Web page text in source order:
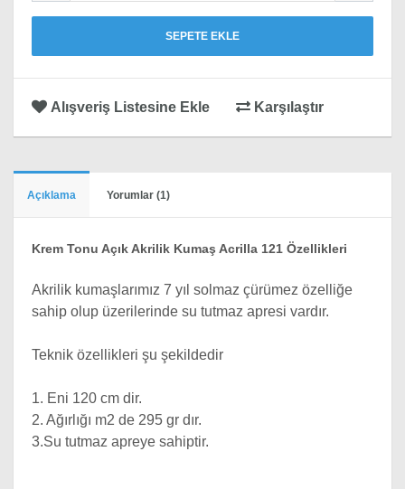
SEPETE EKLE
Alışveriş Listesine Ekle Karşılaştır
Açıklama Yorumlar (1)
Krem Tonu Açık Akrilik Kumaş Acrilla 121 Özellikleri
Akrilik kumaşlarımız 7 yıl solmaz çürümez özelliğe
sahip olup üzerilerinde su tutmaz apresi vardır.
Teknik özellikleri şu şekildedir
1. Eni 120 cm dir.
2. Ağırlığı m2 de 295 gr dır.
3.Su tutmaz apreye sahiptir.